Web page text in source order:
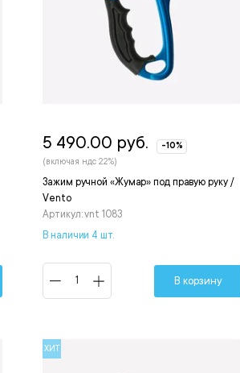
Зажим ручной «Жумар» под правую руку /
Vento
Артикул: vnt 1083
5 490.00 руб.
-10%
(включая ндс 22%)
В наличии 4 шт.
В корзину
ХИТ